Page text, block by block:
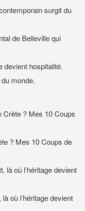
surgit du
de Belleville qui
devient hospitalité.
monde.
Crète ? Mes 10 Coups
? Mes 10 Coups de
là où l’héritage devient
où l’héritage devient